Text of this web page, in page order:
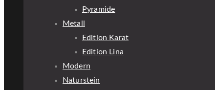
Pyramide
Metall
Edition Karat
Edition Lina
Modern
Naturstein